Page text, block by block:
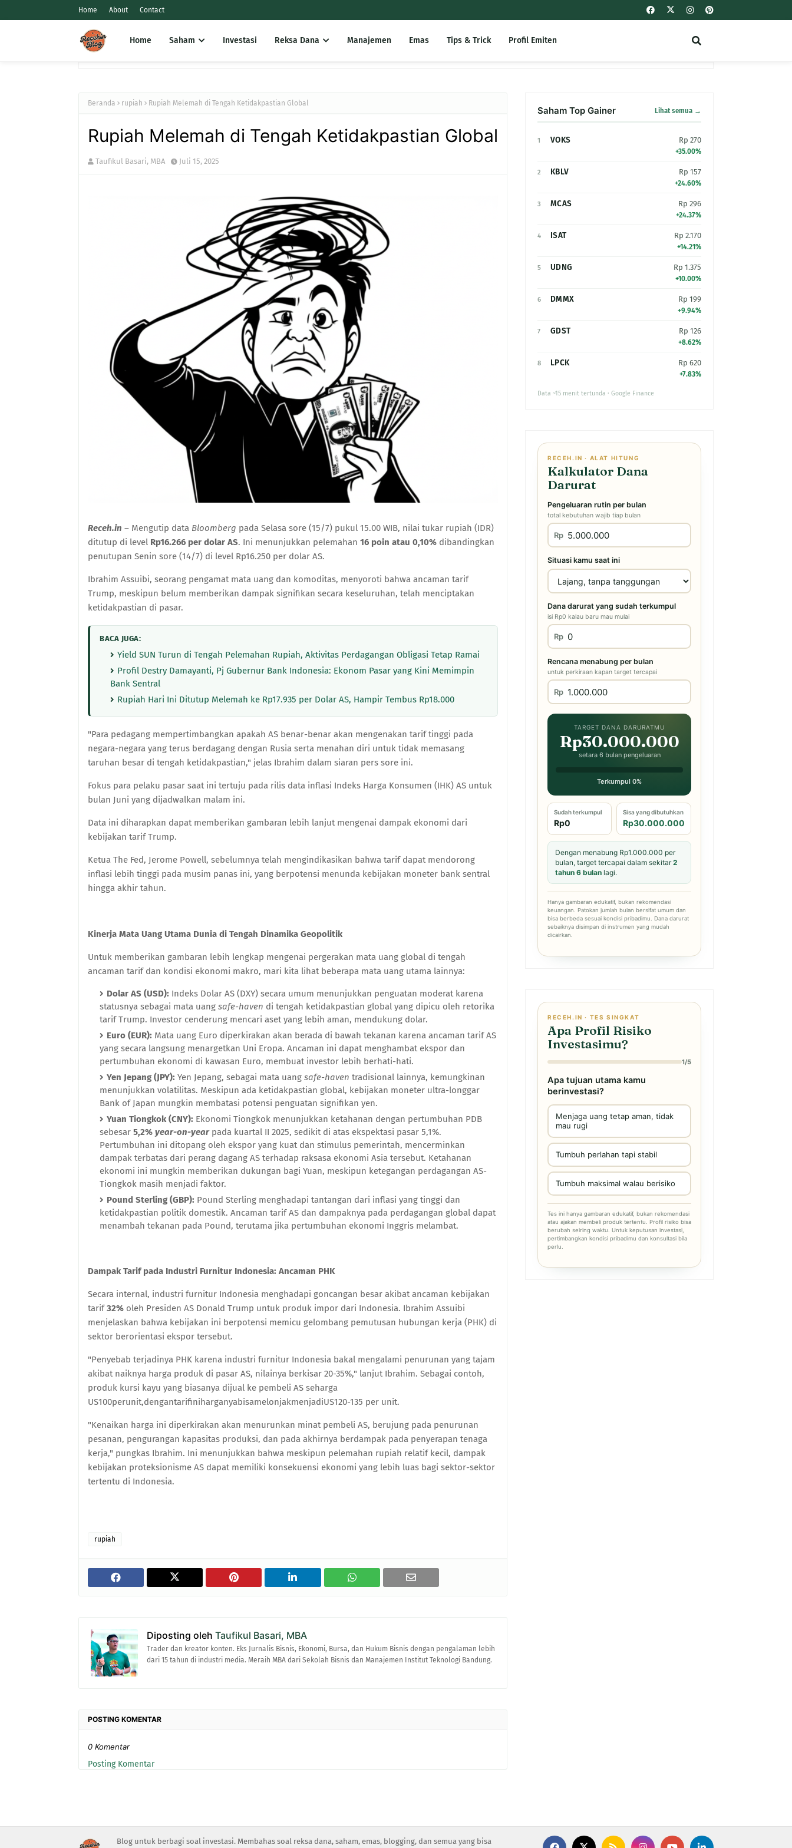
Home About Contact
Home Saham Investasi Reksa Dana Manajemen Emas Tips & Trick Profil Emiten
Beranda rupiah Rupiah Melemah di Tengah Ketidakpastian Global
Rupiah Melemah di Tengah Ketidakpastian Global
Taufikul Basari, MBA Juli 15, 2025
Receh.in – Mengutip data Bloomberg pada Selasa sore (15/7) pukul 15.00 WIB, nilai tukar rupiah (IDR)
ditutup di level Rp16.266 per dolar AS. Ini menunjukkan pelemahan 16 poin atau 0,10% dibandingkan
penutupan Senin sore (14/7) di level Rp16.250 per dolar AS.
Ibrahim Assuibi, seorang pengamat mata uang dan komoditas, menyoroti bahwa ancaman tarif
Trump, meskipun belum memberikan dampak signifikan secara keseluruhan, telah menciptakan
ketidakpastian di pasar.
BACA JUGA:
Yield SUN Turun di Tengah Pelemahan Rupiah, Aktivitas Perdagangan Obligasi Tetap Ramai
Profil Destry Damayanti, Pj Gubernur Bank Indonesia: Ekonom Pasar yang Kini Memimpin
Bank Sentral
Rupiah Hari Ini Ditutup Melemah ke Rp17.935 per Dolar AS, Hampir Tembus Rp18.000
"Para pedagang mempertimbangkan apakah AS benar-benar akan mengenakan tarif tinggi pada
negara-negara yang terus berdagang dengan Rusia serta menahan diri untuk tidak memasang
taruhan besar di tengah ketidakpastian," jelas Ibrahim dalam siaran pers sore ini.
Fokus para pelaku pasar saat ini tertuju pada rilis data inflasi Indeks Harga Konsumen (IHK) AS untuk
bulan Juni yang dijadwalkan malam ini.
Data ini diharapkan dapat memberikan gambaran lebih lanjut mengenai dampak ekonomi dari
kebijakan tarif Trump.
Ketua The Fed, Jerome Powell, sebelumnya telah mengindikasikan bahwa tarif dapat mendorong
inflasi lebih tinggi pada musim panas ini, yang berpotensi menunda kebijakan moneter bank sentral
hingga akhir tahun.
Kinerja Mata Uang Utama Dunia di Tengah Dinamika Geopolitik
Untuk memberikan gambaran lebih lengkap mengenai pergerakan mata uang global di tengah
ancaman tarif dan kondisi ekonomi makro, mari kita lihat beberapa mata uang utama lainnya:
Dolar AS (USD): Indeks Dolar AS (DXY) secara umum menunjukkan penguatan moderat karena
statusnya sebagai mata uang safe-haven di tengah ketidakpastian global yang dipicu oleh retorika
tarif Trump. Investor cenderung mencari aset yang lebih aman, mendukung dolar.
Euro (EUR): Mata uang Euro diperkirakan akan berada di bawah tekanan karena ancaman tarif AS
yang secara langsung menargetkan Uni Eropa. Ancaman ini dapat menghambat ekspor dan
pertumbuhan ekonomi di kawasan Euro, membuat investor lebih berhati-hati.
Yen Jepang (JPY): Yen Jepang, sebagai mata uang safe-haven tradisional lainnya, kemungkinan
menunjukkan volatilitas. Meskipun ada ketidakpastian global, kebijakan moneter ultra-longgar
Bank of Japan mungkin membatasi potensi penguatan signifikan yen.
Yuan Tiongkok (CNY): Ekonomi Tiongkok menunjukkan ketahanan dengan pertumbuhan PDB
sebesar 5,2% year-on-yearpada kuartal II 2025, sedikit di atas ekspektasi pasar 5,1%.
Pertumbuhan ini ditopang oleh ekspor yang kuat dan stimulus pemerintah, mencerminkan
dampak terbatas dari perang dagang AS terhadap raksasa ekonomi Asia tersebut. Ketahanan
ekonomi ini mungkin memberikan dukungan bagi Yuan, meskipun ketegangan perdagangan AS-
Tiongkok masih menjadi faktor.
Pound Sterling (GBP): Pound Sterling menghadapi tantangan dari inflasi yang tinggi dan
ketidakpastian politik domestik. Ancaman tarif AS dan dampaknya pada perdagangan global dapat
menambah tekanan pada Pound, terutama jika pertumbuhan ekonomi Inggris melambat.
Dampak Tarif pada Industri Furnitur Indonesia: Ancaman PHK
Secara internal, industri furnitur Indonesia menghadapi goncangan besar akibat ancaman kebijakan
tarif32% oleh Presiden AS Donald Trump untuk produk impor dari Indonesia. Ibrahim Assuibi
menjelaskan bahwa kebijakan ini berpotensi memicu gelombang pemutusan hubungan kerja (PHK) di
sektor berorientasi ekspor tersebut.
"Penyebab terjadinya PHK karena industri furnitur Indonesia bakal mengalami penurunan yang tajam
akibat naiknya harga produk di pasar AS, nilainya berkisar 20-35%," lanjut Ibrahim. Sebagai contoh,
produk kursi kayu yang biasanya dijual ke pembeli AS seharga
US100perunit,dengantarifiniharganyabisamelonjakmenjadiUS120-135 per unit.
"Kenaikan harga ini diperkirakan akan menurunkan minat pembeli AS, berujung pada penurunan
pesanan, pengurangan kapasitas produksi, dan pada akhirnya berdampak pada penyerapan tenaga
kerja," pungkas Ibrahim. Ini menunjukkan bahwa meskipun pelemahan rupiah relatif kecil, dampak
kebijakan proteksionisme AS dapat memiliki konsekuensi ekonomi yang lebih luas bagi sektor-sektor
tertentu di Indonesia.
rupiah
Diposting oleh Taufikul Basari, MBA
Trader dan kreator konten. Eks Jurnalis Bisnis, Ekonomi, Bursa, dan Hukum Bisnis dengan pengalaman lebih
dari 15 tahun di industri media. Meraih MBA dari Sekolah Bisnis dan Manajemen Institut Teknologi Bandung.
POSTING KOMENTAR
0 Komentar
Posting Komentar
Saham Top Gainer Lihat semua →
1 VOKS Rp 270
+35.00%
2 KBLV Rp 157
+24.60%
3 MCAS Rp 296
+24.37%
4 ISAT Rp 2.170
+14.21%
5 UDNG Rp 1.375
+10.00%
6 DMMX Rp 199
+9.94%
7 GDST Rp 126
+8.62%
8 LPCK Rp 620
+7.83%
Data ~15 menit tertunda · Google Finance
RECEH.IN · ALAT HITUNG
Kalkulator Dana
Darurat
Pengeluaran rutin per bulan
total kebutuhan wajib tiap bulan
Rp
Situasi kamu saat ini
Dana darurat yang sudah terkumpul
isi Rp0 kalau baru mau mulai
Rp
Rencana menabung per bulan
untuk perkiraan kapan target tercapai
Rp
TARGET DANA DARURATMU
Rp30.000.000
setara 6 bulan pengeluaran
Terkumpul 0%
Sudah terkumpul
Rp0
Sisa yang dibutuhkan
Rp30.000.000
Dengan menabung Rp1.000.000 per
bulan, target tercapai dalam sekitar2
tahun 6 bulan lagi.
Hanya gambaran edukatif, bukan rekomendasi
keuangan. Patokan jumlah bulan bersifat umum dan
bisa berbeda sesuai kondisi pribadimu. Dana darurat
sebaiknya disimpan di instrumen yang mudah
dicairkan.
RECEH.IN · TES SINGKAT
Apa Profil Risiko
Investasimu?
1/5
Apa tujuan utama kamu
berinvestasi?
Menjaga uang tetap aman, tidak
mau rugi
Tumbuh perlahan tapi stabil
Tumbuh maksimal walau berisiko
Tes ini hanya gambaran edukatif, bukan rekomendasi
atau ajakan membeli produk tertentu. Profil risiko bisa
berubah seiring waktu. Untuk keputusan investasi,
pertimbangkan kondisi pribadimu dan konsultasi bila
perlu.
Blog untuk berbagi soal investasi. Membahas soal reksa dana, saham, emas, blogging, dan semua yang bisa